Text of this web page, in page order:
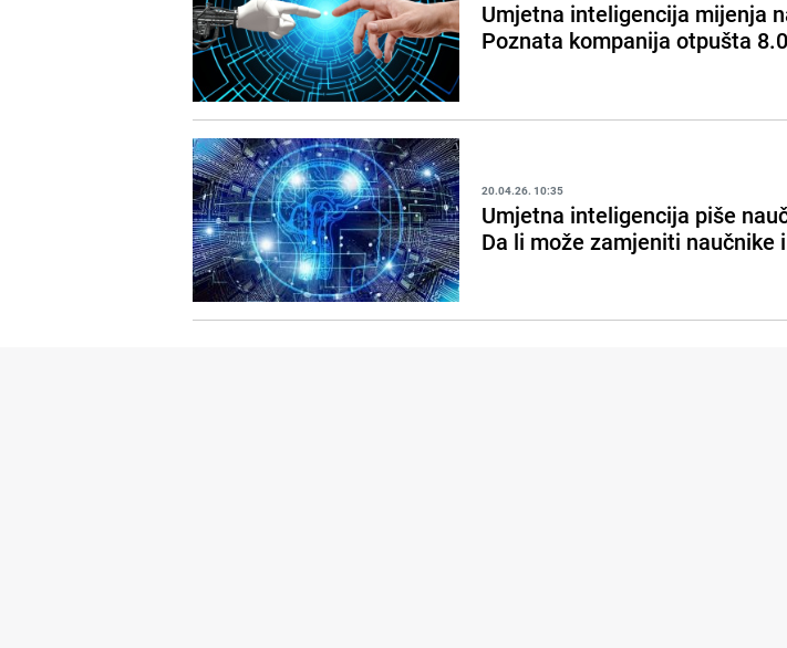
Umjetna inteligencija mijenja
Poznata kompanija otpušta
20.04.26. 10:35
Umjetna inteligencija piše
Da li može zamjeniti naučnike